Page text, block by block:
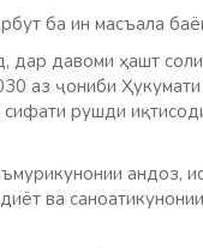
ба ин масъала
дар давоми ҳашт
аз ҷониби
рушди
андоз,
ва